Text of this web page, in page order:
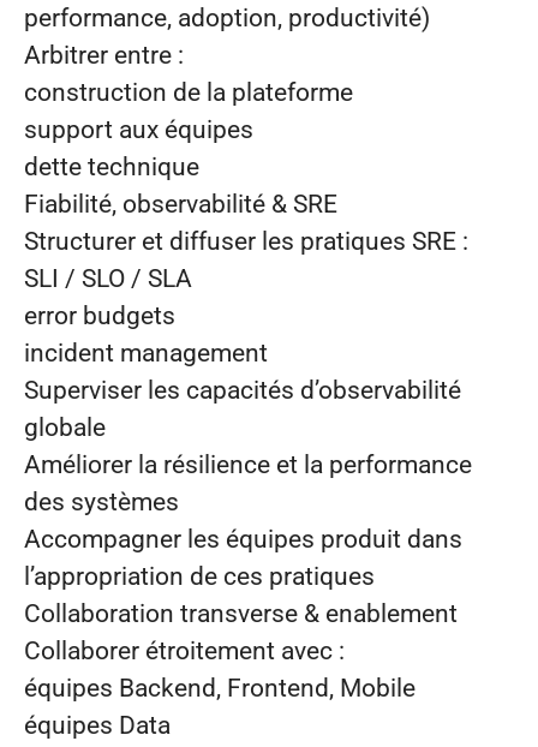
performance, adoption, productivité)
Arbitrer entre :
construction de la plateforme
support aux équipes
dette technique
Fiabilité, observabilité & SRE
Structurer et diffuser les pratiques SRE :
SLI / SLO / SLA
error budgets
incident management
Superviser les capacités d’observabilité
globale
Améliorer la résilience et la performance
des systèmes
Accompagner les équipes produit dans
l’appropriation de ces pratiques
Collaboration transverse & enablement
Collaborer étroitement avec :
équipes Backend, Frontend, Mobile
équipes Data